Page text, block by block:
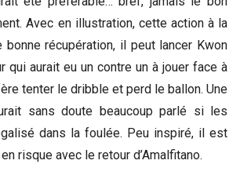
Avec en illustration, cette action à la
bonne récupération, il peut lancer Kwon
qui aurait eu un contre un à jouer face à
tenter le dribble et perd le ballon. Une
sans doute beaucoup parlé si les
dans la foulée. Peu inspiré, il est
risque avec le retour d’Amalfitano.